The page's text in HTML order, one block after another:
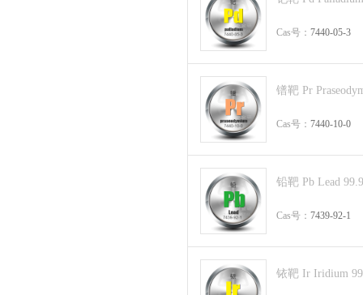
Cas号： 7440-05-3
镨靶 Pr
Cas号： 7440-10-0
铅靶 Pb Lead
Cas号： 7439-92-1
铱靶 Ir Iridium